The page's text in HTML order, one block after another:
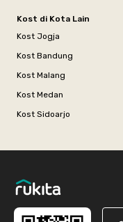
Kost di Kota Lain
Kost Jogja
Kost Bandung
Kost Malang
Kost Medan
Kost Sidoarjo